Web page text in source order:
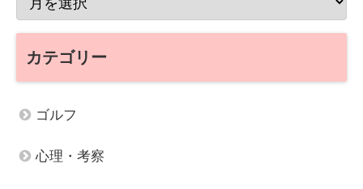
カテゴリー
ゴルフ
心理・考察